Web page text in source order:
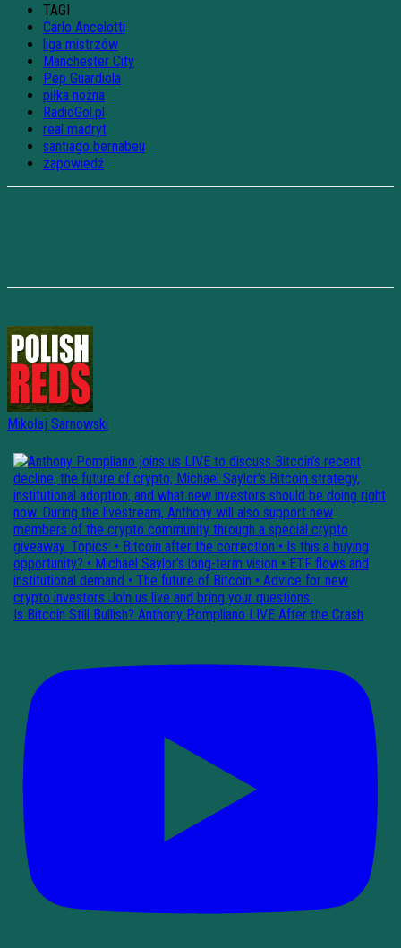
TAGI
Carlo Ancelotti
liga mistrzów
Manchester City
Pep Guardiola
piłka nożna
RadioGol.pl
real madryt
santiago bernabeu
zapowiedź
Mikołaj Sarnowski
Is Bitcoin Still Bullish? Anthony Pompliano LIVE After the Crash